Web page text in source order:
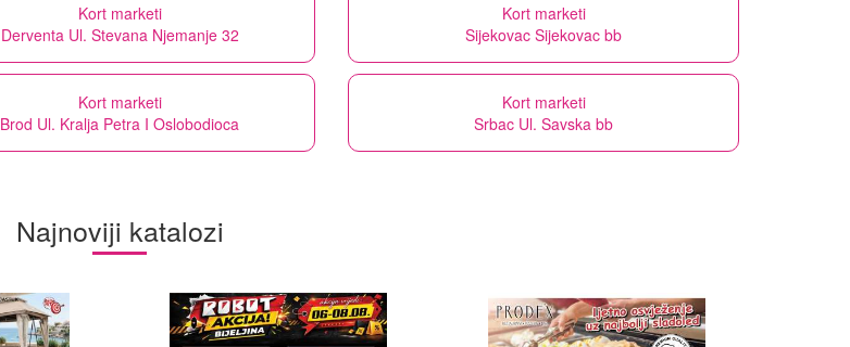
Kort marketi
Derventa Ul. Stevana Njemanje 32
Kort marketi
Sijekovac Sijekovac bb
Kort marketi
Brod Ul. Kralja Petra I Oslobodioca
Kort marketi
Srbac Ul. Savska bb
Najnoviji katalozi